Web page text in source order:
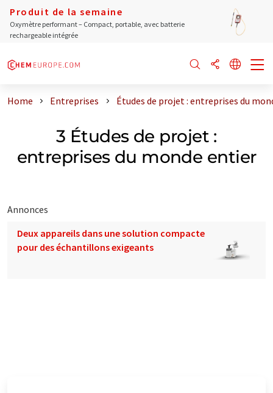
Produit de la semaine
Oxymètre performant – Compact, portable, avec batterie
rechargeable intégrée
Home Entreprises Études de projet : entreprises du
3 Études de projet :
entreprises du monde entier
Annonces
Deux appareils dans une solution compacte
pour des échantillons exigeants